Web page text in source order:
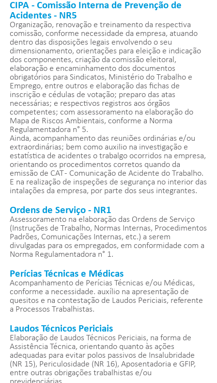
CIPA - Comissão Interna de Prevenção de
Acidentes - NR5
Organização, renovação e treinamento da respectiva
comissão, conforme necessidade da empresa, atuando
dentro das disposições legais envolvendo o seu
dimensionamento, orientações para eleição e indicação
dos componentes, criação da comissão eleitoral,
elaboração e encaminhamento dos documentos
obrigatórios para Sindicatos, Ministério do Trabalho e
Emprego, entre outros e elaboração das fichas de
inscrição e cédulas de votação; preparo das atas
necessárias; e respectivos registros aos órgãos
competentes; com assessoramento na elaboração do
Mapa de Riscos Ambientais, conforme a Norma
Regulamentadora n° 5.
Ainda, acompanhamento das reuniões ordinárias e/ou
extraordinárias; bem como auxilio na investigação e
estatística de acidentes o trabalgo ocorridos na empresa,
orientando os procedimentos corretos quando da
emissão de CAT - Comunicação de Acidente do Trabalho.
E na realização de inspeções de segurança no interior das
intalações da empresa, por parte dos seus integrantes.
Ordens de Serviço - NR1
Assessoramento na elaboração das Ordens de Serviço
(Instruções de Trabalho, Normas Internas, Procedimentos
Padrões, Comunicações Internas, etc.) a serem
divulgadas para os empregados, em conformidade com a
Norma Regulamentadora n° 1.
Perícias Técnicas e Médicas
Acompanhamento de Perícias Técnicas e/ou Médicas,
conforme a necessidade. auxílio na apresentação de
quesitos e na contestação de Laudos Periciais, referente
a Processos Trabalhistas.
Laudos Técnicos Periciais
Elaboração de Laudos Técnicos Periciais, na forma de
Assistência Técnica, orientando quanto às ações
adequadas para evitar polos passivos de Insalubridade
(NR 15), Periculosidade (NR 16), Aposentadoria e GFIP,
entre outras obrigações trabalhistas e/ou